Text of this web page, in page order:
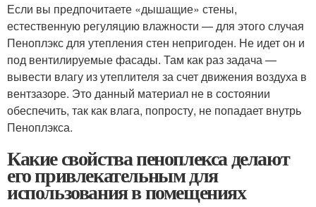
Если вы предпочитаете «дышащие» стены,
естественную регуляцию влажности — для этого случая
Пеноплэкс для утепления стен непригоден. Не идет он и
под вентилируемые фасады. Там как раз задача —
вывести влагу из утеплителя за счет движения воздуха в
вентзазоре. Это данный материал не в состоянии
обеспечить, так как влага, попросту, не попадает внутрь
Пеноплэкса.
Какие свойства пеноплекса делают
его привлекательным для
использования в помещениях